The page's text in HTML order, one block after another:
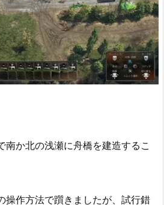
南か北の浅瀬に舟橋を建造するこ
操作方法で躓きましたが、試行錯